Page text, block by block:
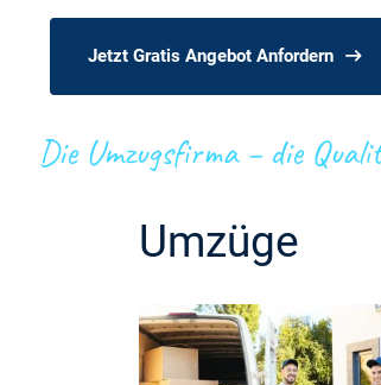
Jetzt Gratis Angebot Anfordern
Die Umzugsfirma – die
Umzüge